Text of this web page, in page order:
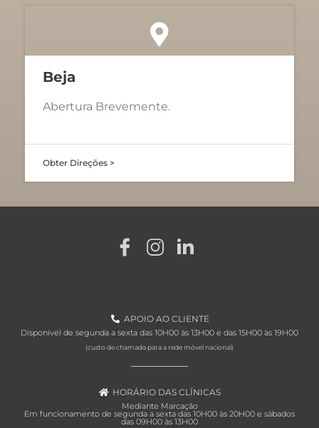
Beja
Abertura Brevemente.
Obter Direções >
APOIO AO CLIENTE
Disponível de segunda a sexta das 10H00 às 13H00 e das 15H00 às 19H00
(custo de chamada para a rede móvel nacional)
HORÁRIO DAS CLÍNICAS
Mediante Marcação
Em funcionamento de segunda a sexta das 10H00 às 20H00 e sábados
das 09H00 às 13H00